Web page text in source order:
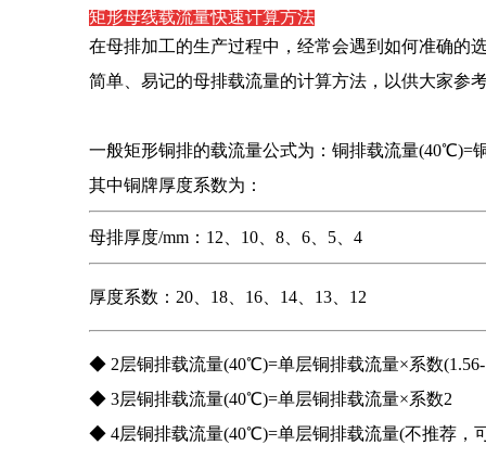
矩形母线载流量快速计算方法
在母排加工的生产过程中，经常会遇到如何准确的
简单、易记的母排载流量的计算方法，以供大家参
一般矩形铜排的载流量公式为：铜排载流量(40℃)=
其中铜牌厚度系数为：
母排厚度/mm：12、10、8、6、5、4
厚度系数：20、18、16、14、13、12
◆ 2层铜排载流量(40℃)=单层铜排载流量×系数(1.56-
◆ 3层铜排载流量(40℃)=单层铜排载流量×系数2
◆ 4层铜排载流量(40℃)=单层铜排载流量(不推荐，